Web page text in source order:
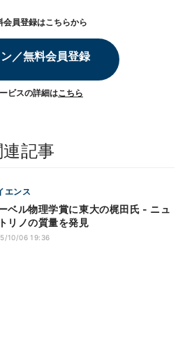
会員登録はこちらから
／無料会員登録
ビスの詳細はこちら
記事
エンス
ベル物理学賞に東大の梶田氏 - ニュ
リノの質量を発見
10/06 19:36